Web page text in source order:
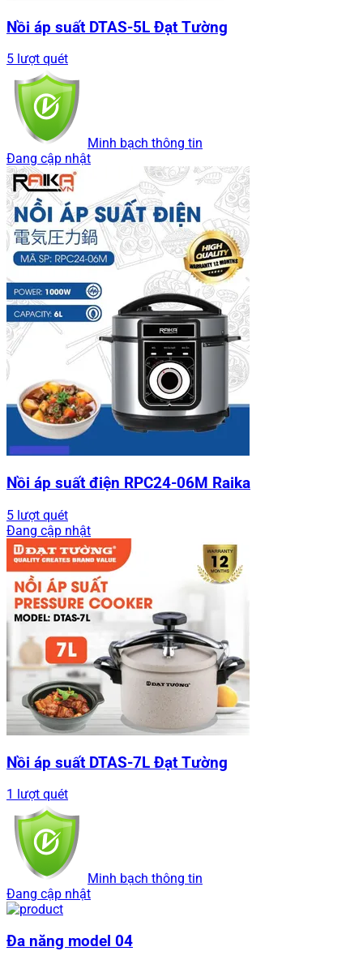
Nồi áp suất DTAS-5L Đạt Tường
5 lượt quét
Minh bạch thông tin
Đang cập nhật
Nồi áp suất điện RPC24-06M Raika
5 lượt quét
Đang cập nhật
Nồi áp suất DTAS-7L Đạt Tường
1 lượt quét
Minh bạch thông tin
Đang cập nhật
Đa năng model 04